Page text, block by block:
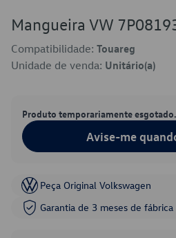
Mangueira VW
Compatibilidade: Touareg
Unidade de venda: Unitário(a)
Produto temporariamente esgotado.
Avise-me
Peça Original Volkswagen
Garantia de 3 meses de fábrica